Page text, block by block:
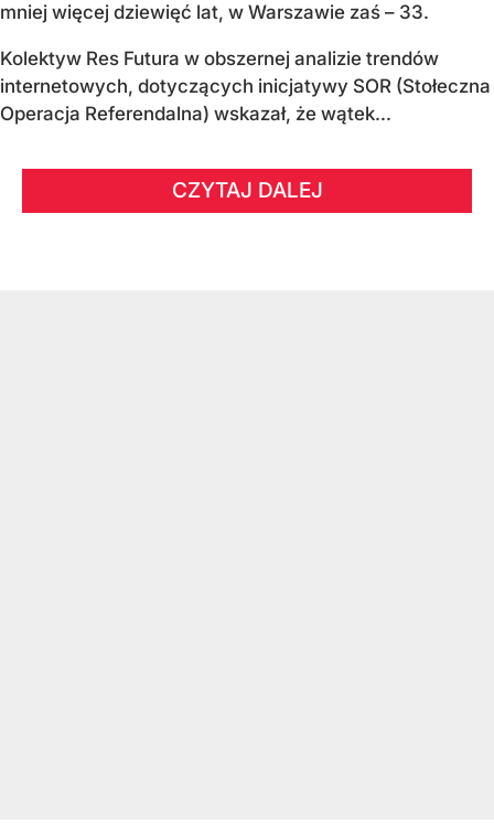
mniej więcej dziewięć lat, w Warszawie zaś – 33.
Kolektyw Res Futura w obszernej analizie trendów
internetowych, dotyczących inicjatywy SOR (Stołeczna
Operacja Referendalna) wskazał, że wątek...
CZYTAJ DALEJ